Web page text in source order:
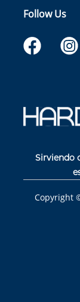
Follow Us
Sirviendo
Copyright